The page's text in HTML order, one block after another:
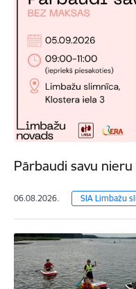
Pārbaudi savu nieru
06.08.2026. SIA Limbažu